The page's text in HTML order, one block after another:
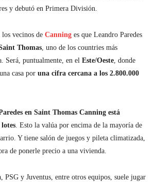
y debutó en Primera División.
vecinos de Canning es que Leandro Paredes
Thomas , uno de los countries más
Será, puntualmente, en el Este/Oeste , donde
casa por una cifra cercana a los 2.800.000
en Saint Thomas Canning está
. Esto la valúa por encima de la mayoría de
Y tiene salón de juegos y pileta climatizada,
de ponerle precio a una vivienda.
PSG y Juventus, entre otros equipos, suele jugar